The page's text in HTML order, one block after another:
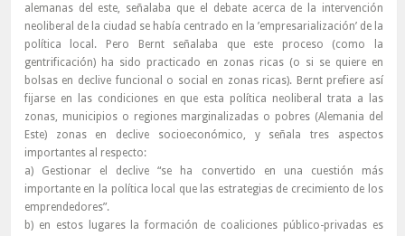
alemanas del este, señalaba que el debate acerca de la intervención
neoliberal de la ciudad se había centrado en la ’empresarialización’ de la
política local. Pero Bernt señalaba que este proceso (como la
gentrificación) ha sido practicado en zonas ricas (o si se quiere en
bolsas en declive funcional o social en zonas ricas). Bernt prefiere así
fijarse en las condiciones en que esta política neoliberal trata a las
zonas, municipios o regiones marginalizadas o pobres (Alemania del
Este) zonas en declive socioeconómico, y señala tres aspectos
importantes al respecto:
a) Gestionar el declive “se ha convertido en una cuestión más
importante en la política local que las estrategias de crecimiento de los
emprendedores”.
b) en estos lugares la formación de coaliciones público-privadas es